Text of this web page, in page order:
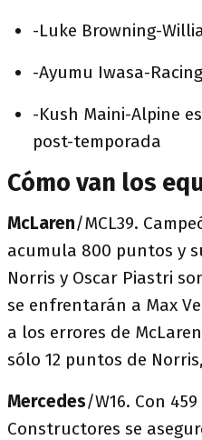
-Luke Browning-
-Ayumu Iwasa-
-Kush Maini-Alpine
post-temporada
Cómo van los
McLaren/MCL39.
acumula 800 puntos y
Norris y Oscar Piastri
se enfrentarán a Max
a los errores de
sólo 12 puntos de
Mercedes/W16. Con
Constructores se